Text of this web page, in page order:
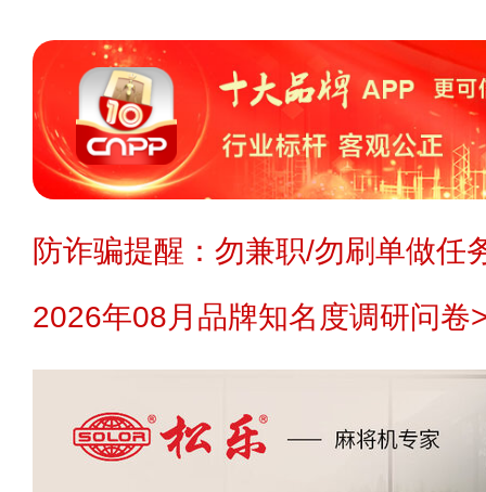
防诈骗提醒：勿兼职/勿刷单做任
2026年08月品牌知名度调研问卷